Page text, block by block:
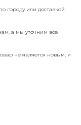
городу или доставкой
а мы уточним все
не является новым, и